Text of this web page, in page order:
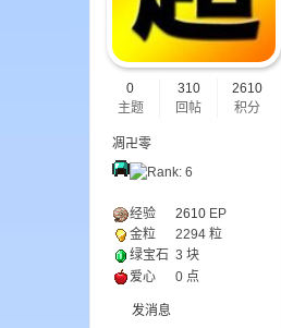
0
主题
310
回帖
2610
积分
凋卍零
经验 2610 EP
金粒
2294 粒
绿宝石 3 块
爱心
0 点
发消息